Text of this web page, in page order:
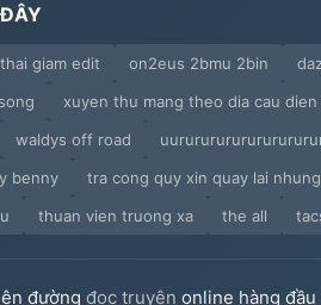
giam edit on2eus 2bmu 2bin
xuyen thu mang theo dia cau
waldys off road
benny
tra cong quy xin quay lai
thuan vien truong xa the all
đường đọc truyện online hàng